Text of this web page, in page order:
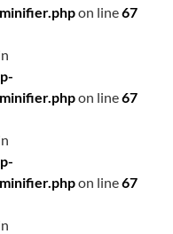
on line67
on line67
on line67